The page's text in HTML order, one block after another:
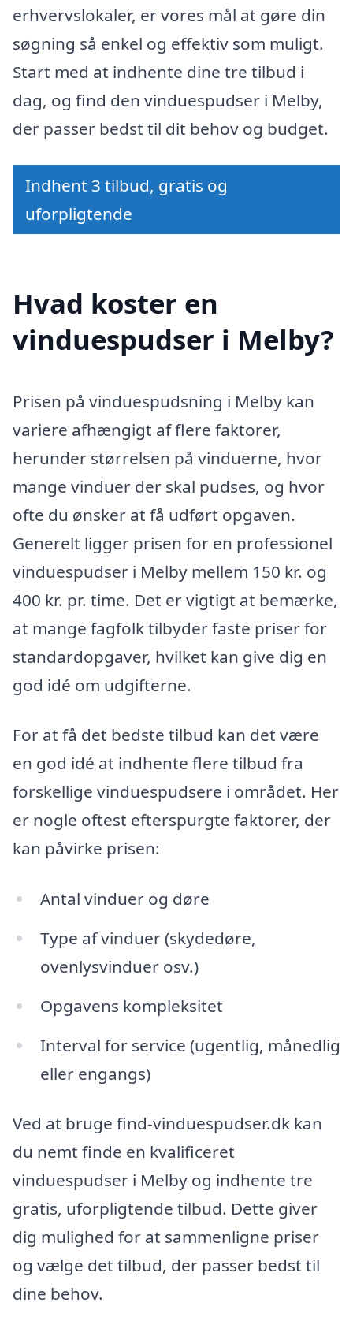
erhvervslokaler, er vores mål at gøre din
søgning så enkel og effektiv som muligt.
Start med at indhente dine tre tilbud i
dag, og find den vinduespudser i Melby,
der passer bedst til dit behov og budget.
Indhent 3 tilbud, gratis og
uforpligtende
Hvad koster en
vinduespudser i Melby?
Prisen på vinduespudsning i Melby kan
variere afhængigt af flere faktorer,
herunder størrelsen på vinduerne, hvor
mange vinduer der skal pudses, og hvor
ofte du ønsker at få udført opgaven.
Generelt ligger prisen for en professionel
vinduespudser i Melby mellem 150 kr. og
400 kr. pr. time. Det er vigtigt at bemærke,
at mange fagfolk tilbyder faste priser for
standardopgaver, hvilket kan give dig en
god idé om udgifterne.
For at få det bedste tilbud kan det være
en god idé at indhente flere tilbud fra
forskellige vinduespudsere i området. Her
er nogle oftest efterspurgte faktorer, der
kan påvirke prisen:
Antal vinduer og døre
Type af vinduer (skydedøre,
ovenlysvinduer osv.)
Opgavens kompleksitet
Interval for service (ugentlig, månedlig
eller engangs)
Ved at bruge find-vinduespudser.dk kan
du nemt finde en kvalificeret
vinduespudser i Melby og indhente tre
gratis, uforpligtende tilbud. Dette giver
dig mulighed for at sammenligne priser
og vælge det tilbud, der passer bedst til
dine behov.